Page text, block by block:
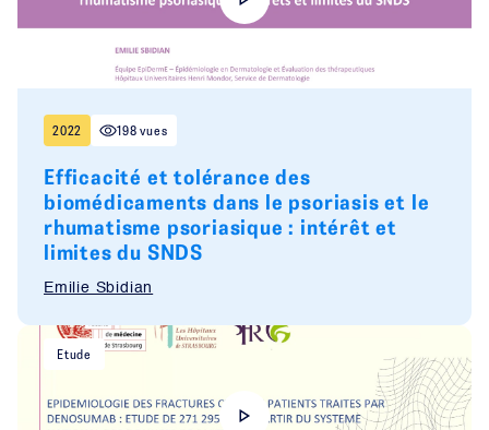
2022 198 vues
Efficacité et tolérance des
biomédicaments dans le psoriasis et le
rhumatisme psoriasique : intérêt et
limites du SNDS
Emilie Sbidian
Etude